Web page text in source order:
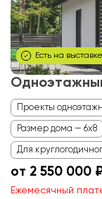
Есть на
Проекты
Размер дома — 6x8
Для
от 2 550 000
Ежемесячный